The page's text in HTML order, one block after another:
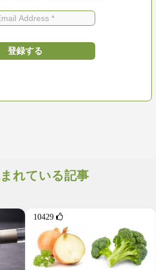
れている記事
10429 